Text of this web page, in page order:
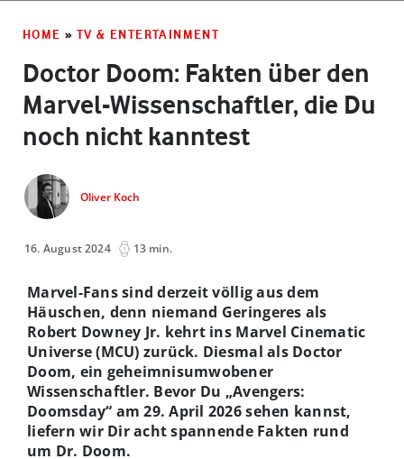
HOME » TV & ENTERTAINMENT
Doctor Doom: Fakten über den
Marvel-Wissenschaftler, die Du
noch nicht kanntest
Oliver Koch
16. August 2024 13 min.
Marvel-Fans sind derzeit völlig aus dem
Häuschen, denn niemand Geringeres als
Robert Downey Jr. kehrt ins Marvel Cinematic
Universe (MCU) zurück. Diesmal als Doctor
Doom, ein geheimnisumwobener
Wissenschaftler. Bevor Du „Avengers:
Doomsday“ am 29. April 2026 sehen kannst,
liefern wir Dir acht spannende Fakten rund
um Dr. Doom.